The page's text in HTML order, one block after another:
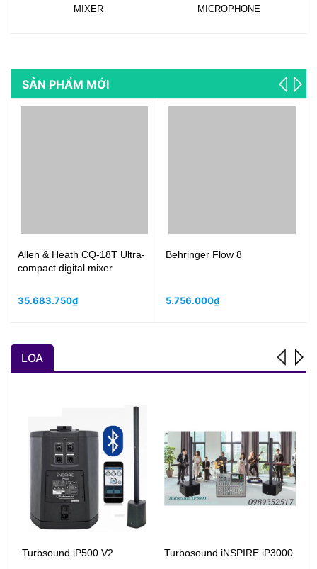
MIXER MICROPHONE
SẢN PHẨM MỚI
Allen & Heath CQ-18T Ultra-
compact digital mixer
35.683.750₫
Behringer Flow 8
5.756.000₫
LOA
Turbsound iP500 V2 Turbosound iNSPIRE iP3000